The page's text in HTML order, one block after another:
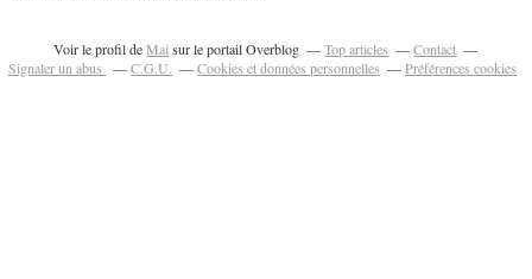
Voir le profil deMaisur le portail Overblog Top articles
Contact
Signaler un abus
C.G.U. Cookies et données personnelles Préférences cookies